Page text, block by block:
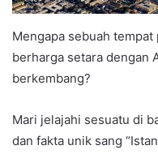
Mengapa sebuah
berharga setara dengan
berkembang?
Mari jelajahi sesuatu di
dan fakta unik sang